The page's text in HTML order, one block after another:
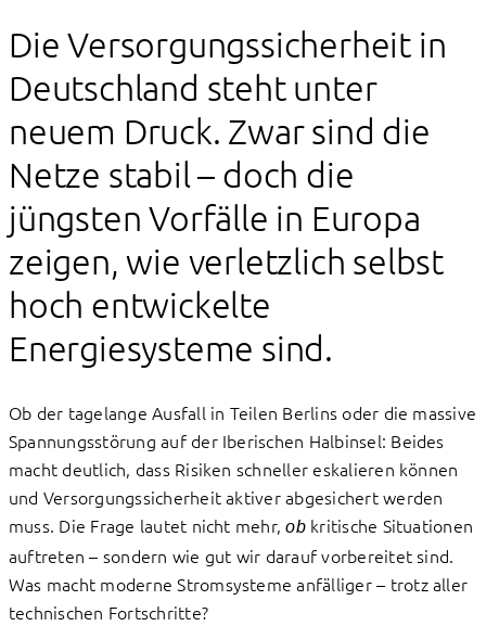
Die Versorgungssicherheit in
Deutschland steht unter
neuem Druck. Zwar sind die
Netze stabil – doch die
jüngsten Vorfälle in Europa
zeigen, wie verletzlich selbst
hoch entwickelte
Energiesysteme sind.
Ob der tagelange Ausfall in Teilen Berlins oder die massive
Spannungsstörung auf der Iberischen Halbinsel: Beides
macht deutlich, dass Risiken schneller eskalieren können
und Versorgungssicherheit aktiver abgesichert werden
muss. Die Frage lautet nicht mehr,obkritische Situationen
auftreten – sondern wie gut wir darauf vorbereitet sind.
Was macht moderne Stromsysteme anfälliger – trotz aller
technischen Fortschritte?